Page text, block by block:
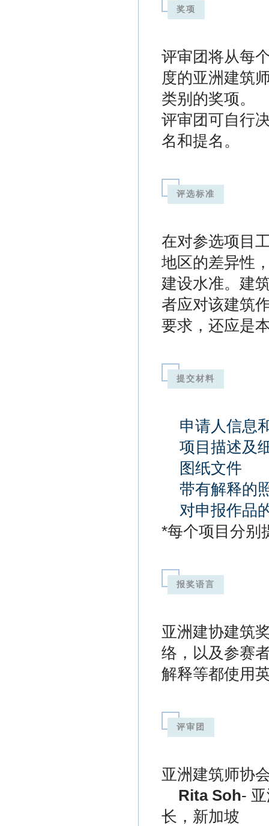
奖项
评审团将从每
度的亚洲建筑
类别的奖项。
评审团可自行
名和提名。
评选标准
在对参选项目
地区的差异性
建设水准。建
者应对该建筑
要求，还应是
提交材料
申请人信息
项目描述及
图纸文件
带有解释的
对申报作品
*每个项目分别
报奖语言
亚洲建协建筑
络，以及参赛
解释等都使用
评审团
亚洲建筑师协
Rita Soh-
长，新加坡